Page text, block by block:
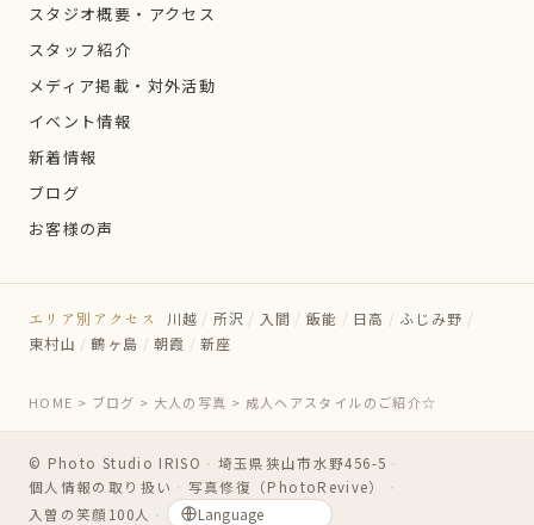
スタジオ概要・アクセス
スタッフ紹介
メディア掲載・対外活動
イベント情報
新着情報
ブログ
お客様の声
エリア別アクセス 川越 / 所沢 / 入間 / 飯能 / 日高 / ふじみ野 /
東村山 / 鶴ヶ島 / 朝霞 / 新座
HOME > ブログ > 大人の写真 > 成人ヘアスタイルのご紹介☆
© Photo Studio IRISO ・ 埼玉県狭山市水野456-5 ・
個人情報の取り扱い ・ 写真修復（PhotoRevive）
・
入曽の笑顔100人 ・